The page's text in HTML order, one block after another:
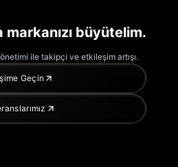
büyütelim.
ile takipçi ve etkileşim artışı.
Geçin